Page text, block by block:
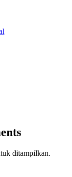
ditampilkan.